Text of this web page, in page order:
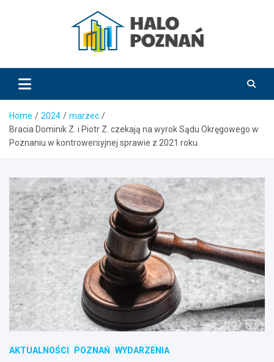
HaloPoznań.pl
Home 2024
marzec
Bracia Dominik Z. i Piotr Z. czekają na wyrok Sądu Okręgowego w
Poznaniu w kontrowersyjnej sprawie z 2021 roku
AKTUALNOŚCI POZNAŃ WYDARZENIA